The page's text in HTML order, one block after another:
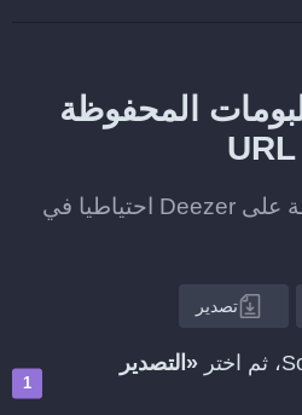
المحفوظة
انسخ الألبومات المحفوظة على Deezer احتياطيا في
تصدير
«التصدير